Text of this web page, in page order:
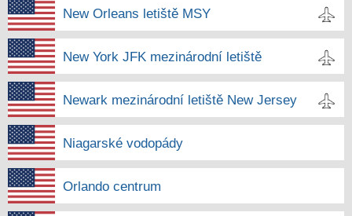
New Orleans letiště MSY
New York JFK mezinárodní letiště
Newark mezinárodní letiště New Jersey
Niagarské vodopády
Orlando centrum